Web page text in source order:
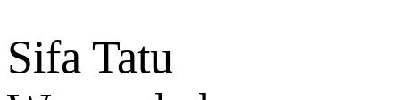
Sifa Tatu